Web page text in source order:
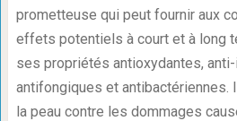
prometteuse qui peut fournir aux
effets potentiels à court et à long
ses propriétés antioxydantes,
antifongiques et antibactériennes.
la peau contre les dommages